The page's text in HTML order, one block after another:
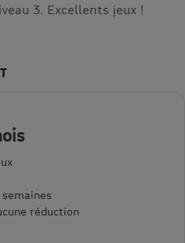
3. Excellents jeux !
réduction